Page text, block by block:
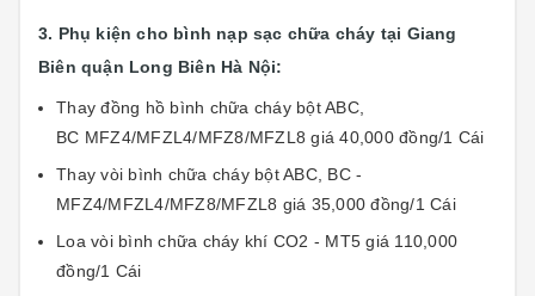
3. Phụ kiện cho bình nạp sạc chữa cháy tại Giang
Biên quận Long Biên Hà Nội:
Thay đồng hồ bình chữa cháy bột ABC,
BC MFZ4/MFZL4/MFZ8/MFZL8 giá 40,000 đồng/1 Cái
Thay vòi bình chữa cháy bột ABC, BC -
MFZ4/MFZL4/MFZ8/MFZL8 giá 35,000 đồng/1 Cái
Loa vòi bình chữa cháy khí CO2 - MT5 giá 110,000
đồng/1 Cái